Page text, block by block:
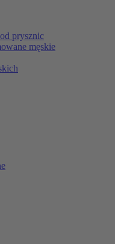
prysznic
męskie